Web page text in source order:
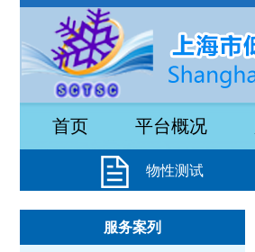
首页 平台概况
物性测试
服务案列